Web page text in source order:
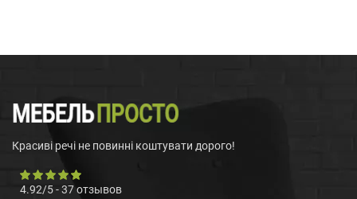
Красиві речі не повинні коштувати дорого!
4.92/5-37отзывов